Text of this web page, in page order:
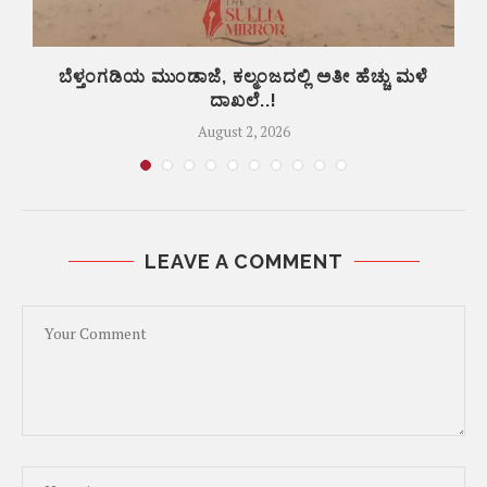
ಬೆಳ್ತಂಗಡಿಯ ಮುಂಡಾಜೆ, ಕಲ್ಮಂಜದಲ್ಲಿ ಅತೀ ಹೆಚ್ಚು ಮಳೆ
ದಾಖಲೆ..!
August 2, 2026
LEAVE A COMMENT